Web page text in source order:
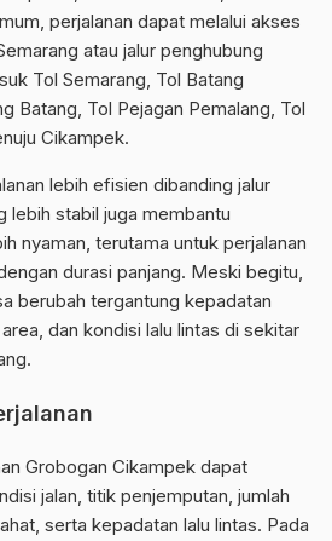
perjalanan dapat melalui akses
atau jalur penghubung
Tol Semarang, Tol Batang
Batang, Tol Pejagan Pemalang, Tol
Cikampek.
lebih efisien dibanding jalur
lebih stabil juga membantu
nyaman, terutama untuk perjalanan
durasi panjang. Meski begitu,
berubah tergantung kepadatan
dan kondisi lalu lintas di sekitar
Grobogan Cikampek dapat
jalan, titik penjemputan, jumlah
serta kepadatan lalu lintas. Pada